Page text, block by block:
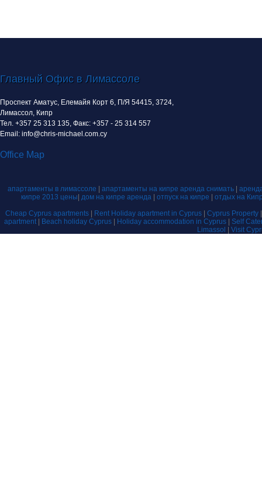
Главный Офис в Лимассоле
Проспект Аматус, Елемайя Корт 6, П/Я 54415, 3724,
Лимассол, Кипр
Тел. +357 25 313 135, Факс: +357 - 25 314 557
Email: info@chris-michael.com.cy
Office Map
апартаменты в лимассоле апартаменты на кипре аренда снимать
кипре 2013 цены дом на кипре аренда отпуск на кипре
отдых на
Cheap Cyprus apartments
Rent Holiday apartment in Cyprus Cyprus Property
apartment
Beach holiday Cyprus Holiday accommodation in Cyprus
Self
Limassol
Visit